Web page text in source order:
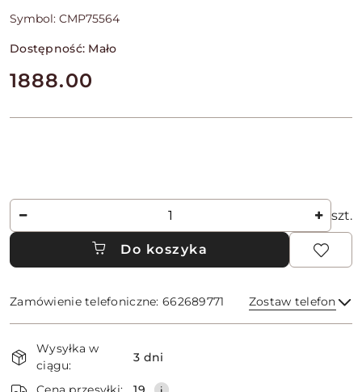
Symbol: CMP75564
Dostępność: Mało
cena:
1888.00
Ilość szt.
Do koszyka
Zamówienie telefoniczne: 662689771 Zostaw telefon
i
dostawa
Wysyłka w
ciągu:
3 dni